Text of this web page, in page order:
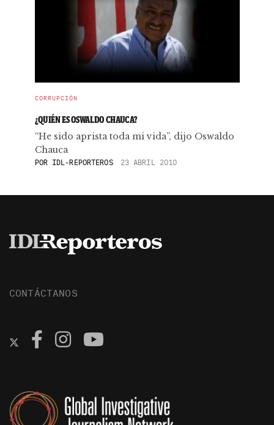
CORRUPCIÓN
¿QUIÉN ES OSWALDO CHAUCA?
“He sido aprista toda mi vida”, dijo Oswaldo
Chauca
POR IDL-REPORTEROS 23 ABRIL 2010
CONTÁCTANOS